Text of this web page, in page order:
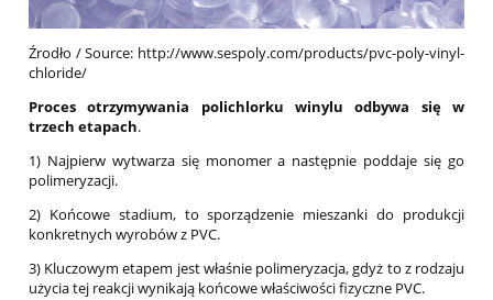
Źrodło / Source: http://www.sespoly.com/products/pvc-poly-vinyl-
chloride/
Proces otrzymywania polichlorku winylu odbywa się w
trzech etapach.
1) Najpierw wytwarza się monomer a następnie poddaje się go
polimeryzacji.
2) Końcowe stadium, to sporządzenie mieszanki do produkcji
konkretnych wyrobów z PVC.
3) Kluczowym etapem jest właśnie polimeryzacja, gdyż to z rodzaju
użycia tej reakcji wynikają końcowe właściwości fizyczne PVC.